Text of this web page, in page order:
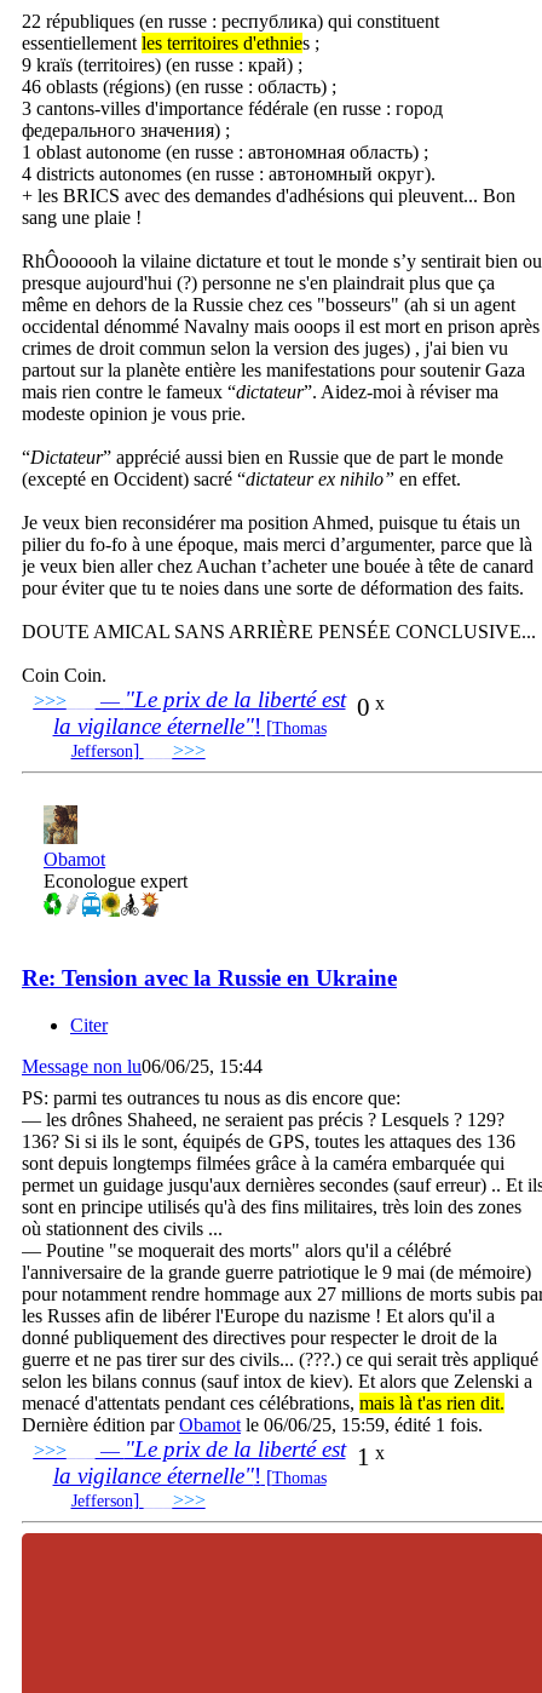
22 républiques (en russe : республика) qui constituent
essentiellement les territoires d'ethnies ;
9 kraïs (territoires) (en russe : край) ;
46 oblasts (régions) (en russe : область) ;
3 cantons-villes d'importance fédérale (en russe : город
федерального значения) ;
1 oblast autonome (en russe : автономная область) ;
4 districts autonomes (en russe : автономный округ).
+ les BRICS avec des demandes d'adhésions qui pleuvent... Bon
sang une plaie !
RhÔoooooh la vilaine dictature et tout le monde s’y sentirait bien ou
presque aujourd'hui (?) personne ne s'en plaindrait plus que ça
même en dehors de la Russie chez ces "bosseurs" (ah si un agent
occidental dénommé Navalny mais ooops il est mort en prison après
crimes de droit commun selon la version des juges) , j'ai bien vu
partout sur la planète entière les manifestations pour soutenir Gaza
mais rien contre le fameux “dictateur”. Aidez-moi à réviser ma
modeste opinion je vous prie.
“Dictateur” apprécié aussi bien en Russie que de part le monde
(excepté en Occident) sacré “dictateur ex nihilo” en effet.
Je veux bien reconsidérer ma position Ahmed, puisque tu étais un
pilier du fo-fo à une époque, mais merci d’argumenter, parce que là
je veux bien aller chez Auchan t’acheter une bouée à tête de canard
pour éviter que tu te noies dans une sorte de déformation des faits.
DOUTE AMICAL SANS ARRIÈRE PENSÉE CONCLUSIVE...
Coin Coin.
0 x
>>>___ — "Le prix de la liberté est
la vigilance éternelle"! [Thomas
Jefferson] >>>______________________________
Obamot
Econologue expert
Re: Tension avec la Russie en Ukraine
Citer
Message non lu06/06/25, 15:44
PS: parmi tes outrances tu nous as dis encore que:
— les drônes Shaheed, ne seraient pas précis ? Lesquels ? 129?
136? Si si ils le sont, équipés de GPS, toutes les attaques des 136
sont depuis longtemps filmées grâce à la caméra embarquée qui
permet un guidage jusqu'aux dernières secondes (sauf erreur) .. Et
sont en principe utilisés qu'à des fins militaires, très loin des zones
où stationnent des civils ...
— Poutine "se moquerait des morts" alors qu'il a célébré
l'anniversaire de la grande guerre patriotique le 9 mai (de mémoire)
pour notamment rendre hommage aux 27 millions de morts subis
les Russes afin de libérer l'Europe du nazisme ! Et alors qu'il a
donné publiquement des directives pour respecter le droit de la
guerre et ne pas tirer sur des civils... (???.)​ ce qui serait très appliqué
selon les bilans connus (sauf intox de kiev). Et alors que Zelenski a
menacé d'attentats pendant ces célébrations, mais là t'as rien dit.
Dernière édition parObamot le 06/06/25, 15:59, édité 1 fois.
1 x
>>>___ — "Le prix de la liberté est
la vigilance éternelle"! [Thomas
Jefferson] >>>______________________________